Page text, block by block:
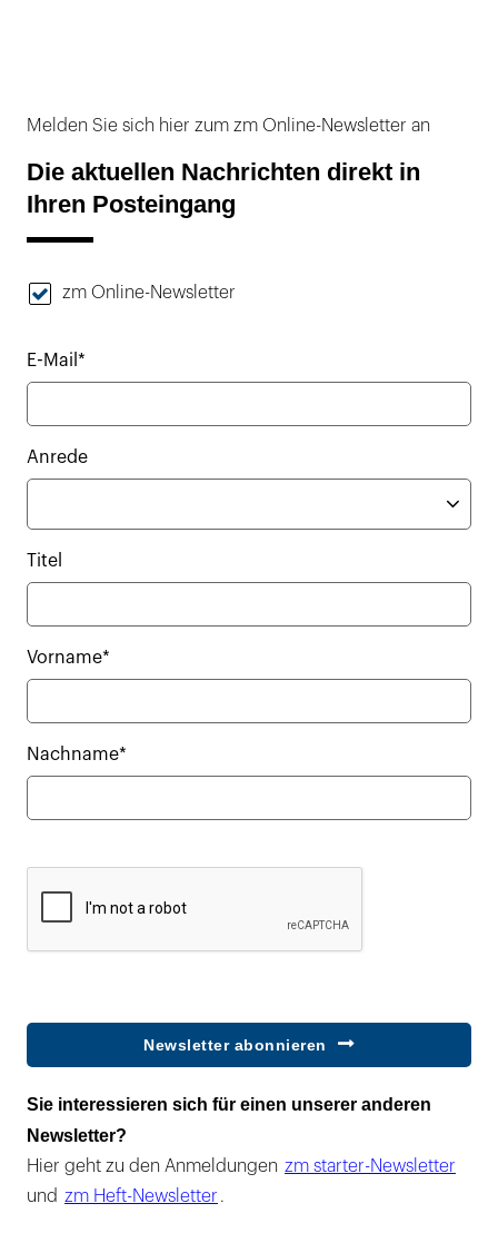
Melden Sie sich hier zum zm Online-Newsletter an
Die aktuellen Nachrichten direkt in
Ihren Posteingang
zm Online-Newsletter
E-Mail*
Anrede
Titel
Vorname*
Nachname*
Newsletter abonnieren
Sie interessieren sich für einen unserer anderen
Newsletter?
Hier geht zu den Anmeldungen zm starter-Newsletter
und zm Heft-Newsletter .